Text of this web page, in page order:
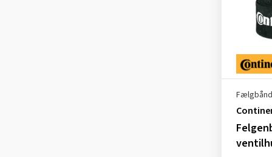
Fælgbånd